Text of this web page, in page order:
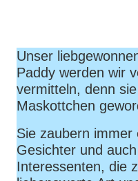
Unser
Paddy werden wir
vermitteln, denn
Maskottchen
Sie zaubern immer
Gesichter und
Interessenten, die